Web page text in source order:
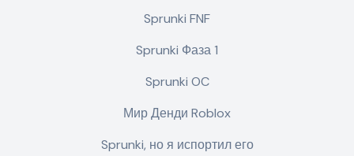
Sprunki FNF
Sprunki Фаза 1
Sprunki OC
Мир Денди Roblox
Sprunki, но я испортил его